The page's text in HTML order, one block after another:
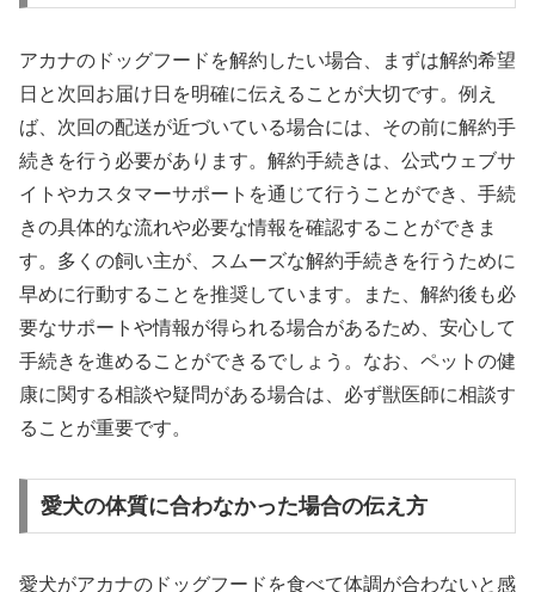
アカナのドッグフードを解約したい場合、まずは解約希望
日と次回お届け日を明確に伝えることが大切です。例え
ば、次回の配送が近づいている場合には、その前に解約手
続きを行う必要があります。解約手続きは、公式ウェブサ
イトやカスタマーサポートを通じて行うことができ、手続
きの具体的な流れや必要な情報を確認することができま
す。多くの飼い主が、スムーズな解約手続きを行うために
早めに行動することを推奨しています。また、解約後も必
要なサポートや情報が得られる場合があるため、安心して
手続きを進めることができるでしょう。なお、ペットの健
康に関する相談や疑問がある場合は、必ず獣医師に相談す
ることが重要です。
愛犬の体質に合わなかった場合の伝え方
愛犬がアカナのドッグフードを食べて体調が合わないと感